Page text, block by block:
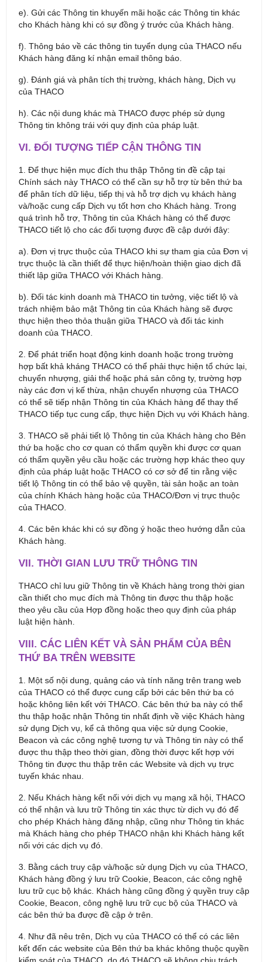
e). Gửi các Thông tin khuyến mãi hoặc các Thông tin khác
cho Khách hàng khi có sự đồng ý trước của Khách hàng.
f). Thông báo về các thông tin tuyển dụng của THACO nếu
Khách hàng đăng kí nhận email thông báo.
g). Đánh giá và phân tích thị trường, khách hàng, Dịch vụ
của THACO
h). Các nội dung khác mà THACO được phép sử dụng
Thông tin không trái với quy định của pháp luật.
VI. ĐỐI TƯỢNG TIẾP CẬN THÔNG TIN
1. Để thực hiện mục đích thu thập Thông tin đề cập tại
Chính sách này THACO có thể cần sự hỗ trợ từ bên thứ ba
để phân tích dữ liệu, tiếp thị và hỗ trợ dịch vụ khách hàng
và/hoặc cung cấp Dịch vụ tốt hơn cho Khách hàng. Trong
quá trình hỗ trợ, Thông tin của Khách hàng có thể được
THACO tiết lộ cho các đối tượng được đề cập dưới đây:
a). Đơn vị trực thuộc của THACO khi sự tham gia của Đơn vị
trực thuộc là cần thiết để thực hiện/hoàn thiện giao dịch đã
thiết lập giữa THACO với Khách hàng.
b). Đối tác kinh doanh mà THACO tin tưởng, việc tiết lộ và
trách nhiệm bảo mật Thông tin của Khách hàng sẽ được
thực hiện theo thỏa thuận giữa THACO và đối tác kinh
doanh của THACO.
2. Để phát triển hoạt động kinh doanh hoặc trong trường
hợp bất khả kháng THACO có thể phải thực hiện tổ chức lại,
chuyển nhượng, giải thể hoặc phá sản công ty, trường hợp
này các đơn vị kế thừa, nhận chuyển nhượng của THACO
có thể sẽ tiếp nhận Thông tin của Khách hàng để thay thế
THACO tiếp tục cung cấp, thực hiện Dịch vụ với Khách hàng.
3. THACO sẽ phải tiết lộ Thông tin của Khách hàng cho Bên
thứ ba hoặc cho cơ quan có thẩm quyền khi được cơ quan
có thẩm quyền yêu cầu hoặc các trường hợp khác theo quy
định của pháp luật hoặc THACO có cơ sở để tin rằng việc
tiết lộ Thông tin có thể bảo vệ quyền, tài sản hoặc an toàn
của chính Khách hàng hoặc của THACO/Đơn vị trực thuộc
của THACO.
4. Các bên khác khi có sự đồng ý hoặc theo hướng dẫn của
Khách hàng.
VII. THỜI GIAN LƯU TRỮ THÔNG TIN
THACO chỉ lưu giữ Thông tin về Khách hàng trong thời gian
cần thiết cho mục đích mà Thông tin được thu thập hoặc
theo yêu cầu của Hợp đồng hoặc theo quy định của pháp
luật hiện hành.
VIII. CÁC LIÊN KẾT VÀ SẢN PHẨM CỦA BÊN
THỨ BA TRÊN WEBSITE
1. Một số nội dung, quảng cáo và tính năng trên trang web
của THACO có thể được cung cấp bởi các bên thứ ba có
hoặc không liên kết với THACO. Các bên thứ ba này có thể
thu thập hoặc nhận Thông tin nhất định về việc Khách hàng
sử dụng Dịch vụ, kể cả thông qua việc sử dụng Cookie,
Beacon và các công nghệ tương tự và Thông tin này có thể
được thu thập theo thời gian, đồng thời được kết hợp với
Thông tin được thu thập trên các Website và dịch vụ trực
tuyến khác nhau.
2. Nếu Khách hàng kết nối với dịch vụ mạng xã hội, THACO
có thể nhận và lưu trữ Thông tin xác thực từ dịch vụ đó để
cho phép Khách hàng đăng nhập, cũng như Thông tin khác
mà Khách hàng cho phép THACO nhận khi Khách hàng kết
nối với các dịch vụ đó.
3. Bằng cách truy cập và/hoặc sử dụng Dịch vụ của THACO,
Khách hàng đồng ý lưu trữ Cookie, Beacon, các công nghệ
lưu trữ cục bộ khác. Khách hàng cũng đồng ý quyền truy cập
Cookie, Beacon, công nghệ lưu trữ cục bộ của THACO và
các bên thứ ba được đề cập ở trên.
4. Như đã nêu trên, Dịch vụ của THACO có thể có các liên
kết đến các website của Bên thứ ba khác không thuộc quyền